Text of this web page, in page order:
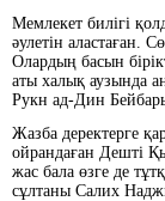
Мемлекет билігі
әулетін аластаған.
Олардың басын
аты халық аузында
Рукн ад-Дин
Жазба деректерге
ойрандаған Дешті
жас бала өзге де
сұлтаны Салих